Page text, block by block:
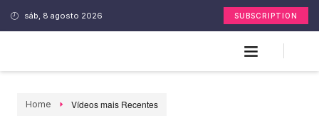
sáb, 8 agosto 2026 SUBSCRIPTION
Home Vídeos mais Recentes